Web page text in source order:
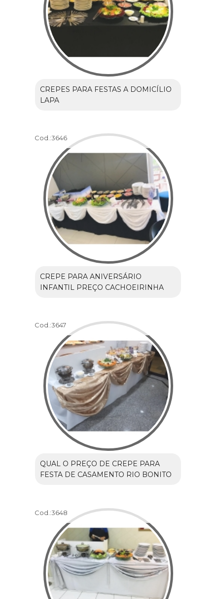
CREPES PARA FESTAS A DOMICÍLIO
LAPA
Cod.:3646
CREPE PARA ANIVERSÁRIO
INFANTIL PREÇO CACHOEIRINHA
Cod.:3647
QUAL O PREÇO DE CREPE PARA
FESTA DE CASAMENTO RIO BONITO
Cod.:3648